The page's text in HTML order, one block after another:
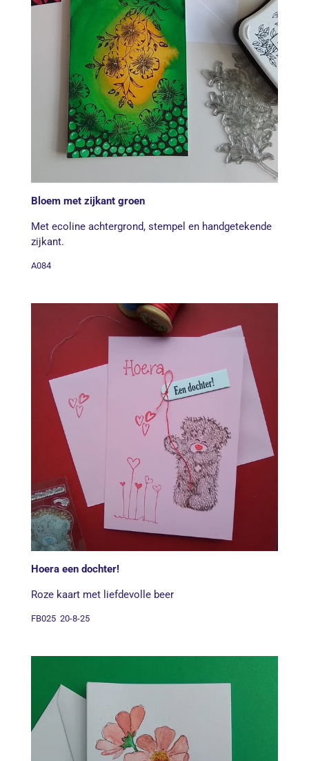
Bloem met zijkant groen
Met ecoline achtergrond, stempel en handgetekende
zijkant.
A084
Hoera een dochter!
Roze kaart met liefdevolle beer
FB025 20-8-25